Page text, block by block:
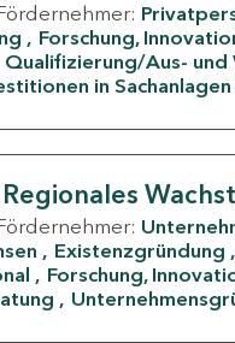
Forschung,
Qualifizierung/Aus-
in
Existenzgründung
Forschung,